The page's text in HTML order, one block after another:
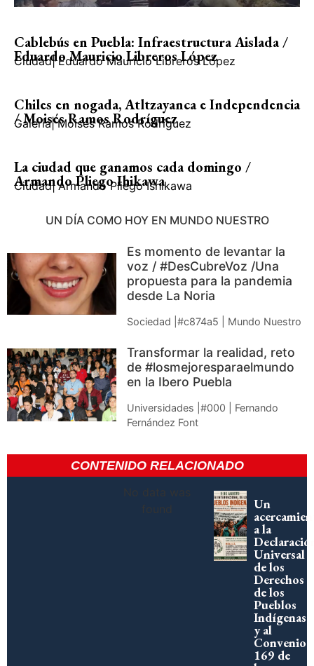
Cablebús en Puebla: Infraestructura Aislada /
Eduardo Mauricio Libreros López
Ciudad| Eduardo Mauricio Libreros López
Chiles en nogada, Atltzayanca e Independencia
/ Moisés Ramos Rodríguez
Galería| Moisés Ramos Rodríguez
La ciudad que ganamos cada domingo /
Armando Pliego Ihikawa
Ciudad| Armando Pliego Ishikawa
UN DÍA COMO HOY EN MUNDO NUESTRO
Es momento de levantar la
voz / #DesCubreVoz /Una
propuesta para la pandemia
desde La Noria
Sociedad |#c874a5 | Mundo Nuestro
Transformar la realidad, reto
de #losmejoresparaelmundo
en la Ibero Puebla
Universidades |#000 | Fernando
Fernández Font
CONTENIDO RELACIONADO
No data was
found
Un
a la
Universal
de los
Derechos
de los
Pueblos
Indígenas
y al
Convenio
169 de